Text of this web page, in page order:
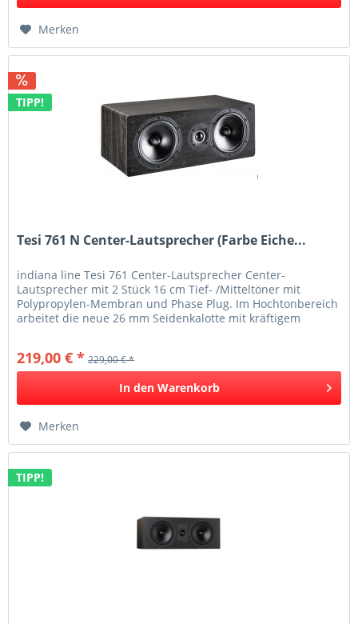
Merken
TIPP!
Tesi 761 N Center-Lautsprecher (Farbe Eiche...
indiana line Tesi 761 Center-Lautsprecher Center-
Lautsprecher mit 2 Stück 16 cm Tief- /Mitteltöner mit
Polypropylen-Membran und Phase Plug. Im Hochtonbereich
arbeitet die neue 26 mm Seidenkalotte mit kräftigem
219,00 € * 229,00 € *
In den Warenkorb
Merken
TIPP!